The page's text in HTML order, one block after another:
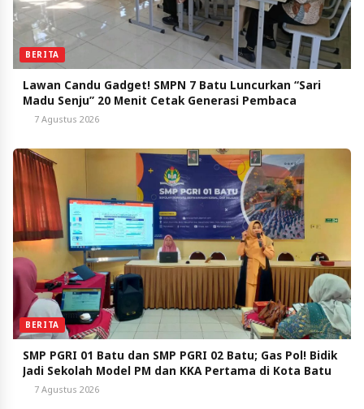
BERITA
Lawan Candu Gadget! SMPN 7 Batu Luncurkan “Sari
Madu Senju” 20 Menit Cetak Generasi Pembaca
7 Agustus 2026
BERITA
SMP PGRI 01 Batu dan SMP PGRI 02 Batu; Gas Pol! Bidik
Jadi Sekolah Model PM dan KKA Pertama di Kota Batu
7 Agustus 2026